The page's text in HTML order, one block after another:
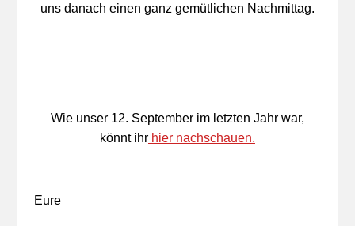
uns danach einen ganz gemütlichen Nachmittag.
Wie unser 12. September im letzten Jahr war,
könnt ihrhier nachschauen.
Eure